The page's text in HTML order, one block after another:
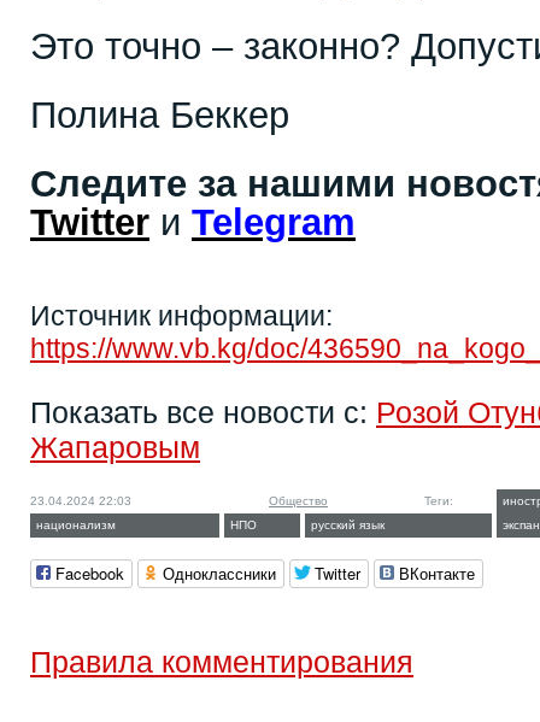
Это точно – законно?
Полина Беккер
Следите за нашими
Twitter и Telegram
Источник информации:
https://www.vb.kg/doc/
Показать все новости с: Розой
Жапаровым
23.04.2024 22:03 Общество Теги:
национализм
НПО русский язык
Facebook Одноклассники Twitter ВКонтакте
Правила комментирования